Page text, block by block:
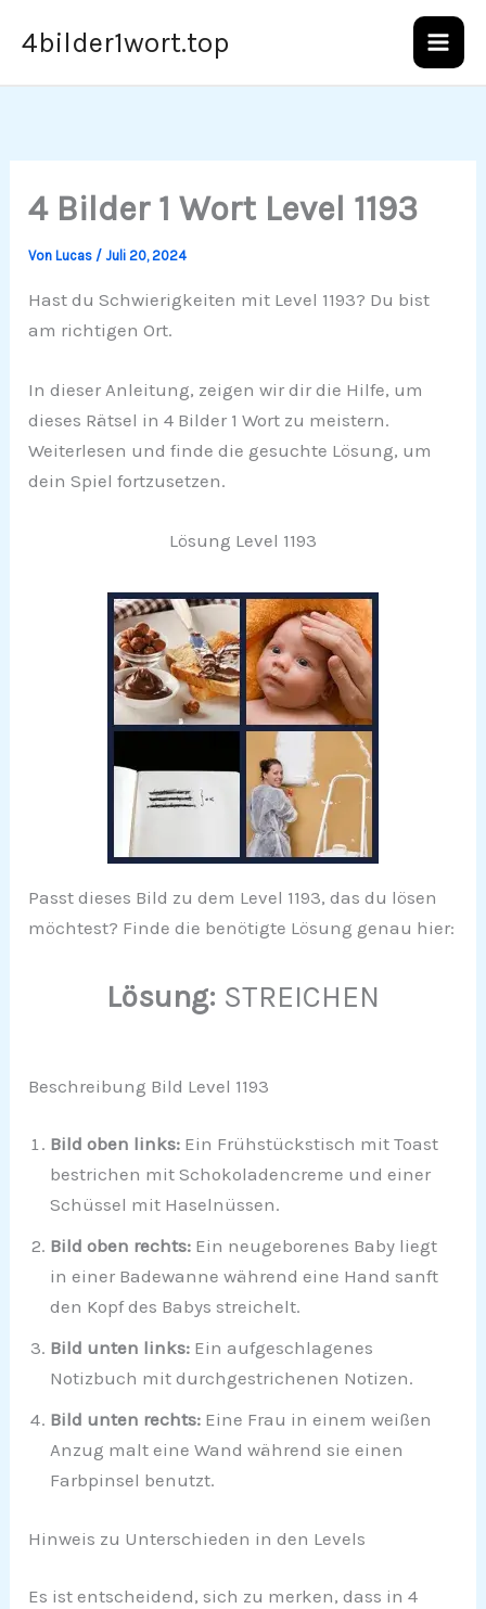
Inhalt
4bilder1wort.top
4 Bilder 1 Wort Level 1193
VonLucas /Juli 20, 2024
Hast du Schwierigkeiten mit Level 1193? Du bist
am richtigen Ort.
In dieser Anleitung, zeigen wir dir die Hilfe, um
dieses Rätsel in 4 Bilder 1 Wort zu meistern.
Weiterlesen und finde die gesuchte Lösung, um
dein Spiel fortzusetzen.
Lösung Level 1193
Passt dieses Bild zu dem Level 1193, das du lösen
möchtest? Finde die benötigte Lösung genau hier:
Lösung: STREICHEN
Beschreibung Bild Level 1193
Bild oben links: Ein Frühstückstisch mit Toast
bestrichen mit Schokoladencreme und einer
Schüssel mit Haselnüssen.
Bild oben rechts: Ein neugeborenes Baby liegt
in einer Badewanne während eine Hand sanft
den Kopf des Babys streichelt.
Bild unten links: Ein aufgeschlagenes
Notizbuch mit durchgestrichenen Notizen.
Bild unten rechts: Eine Frau in einem weißen
Anzug malt eine Wand während sie einen
Farbpinsel benutzt.
Hinweis zu Unterschieden in den Levels
Es ist entscheidend, sich zu merken, dass in 4